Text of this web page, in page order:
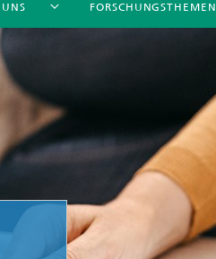
FORSCHUNGSTHEMEN